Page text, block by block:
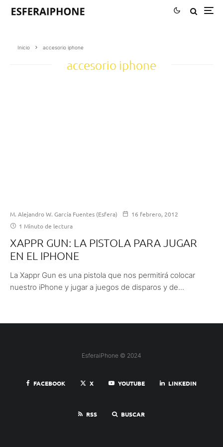
Inicio accesorio iphone
accesorio iphone
M. Alejandro W. García Fuentes (Esfera)
16 febrero, 2012
1 Minuto de lectura
XAPPR GUN: LA PISTOLA PARA JUGAR
EN EL IPHONE
La Xappr Gun es una pistola que nos permitirá colocar
nuestro iPhone y jugar a juegos de disparos y de...
EsferaiPhone © 2024
FACEBOOK X YOUTUBE LINKEDIN
RSS BUSCAR